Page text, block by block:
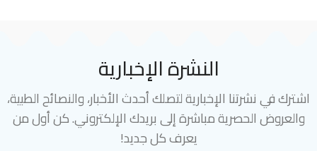
النشرة الإخبارية
اشترك في نشرتنا الإخبارية لتصلك أحدث الأخبار، والنصائح الطبية،
والعروض الحصرية مباشرة إلى بريدك الإلكتروني. كن أول من
يعرف كل جديد!